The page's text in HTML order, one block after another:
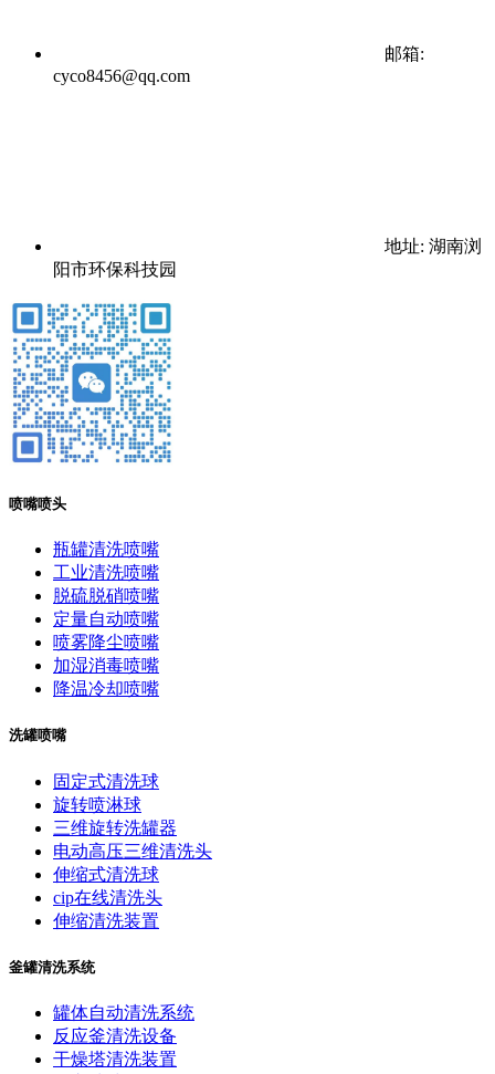
邮箱:
cyco8456@qq.com
地址: 湖南浏
阳市环保科技园
喷嘴喷头
瓶罐清洗喷嘴
工业清洗喷嘴
脱硫脱硝喷嘴
定量自动喷嘴
喷雾降尘喷嘴
加湿消毒喷嘴
降温冷却喷嘴
洗罐喷嘴
固定式清洗球
旋转喷淋球
三维旋转洗罐器
电动高压三维清洗头
伸缩式清洗球
cip在线清洗头
伸缩清洗装置
釜罐清洗系统
罐体自动清洗系统
反应釜清洗设备
干燥塔清洗装置